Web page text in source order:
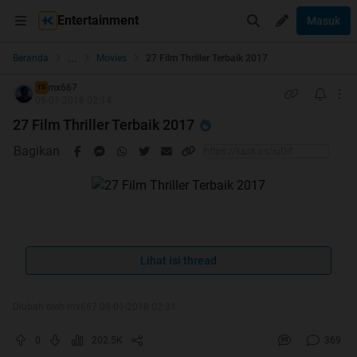
Entertainment Masuk
Beranda ... Movies 27 Film Thriller Terbaik 2017
TS mx667
27 Film Thriller Terbaik 2017
Bagikan
Tak terasa kita sudah memasuki tahun 2018.
Menarik rasanya jika kita mengingat dan melihat ke
saya akan mengulas tentang film bergenre thriller.
Lihat isi thread
202.5K 369